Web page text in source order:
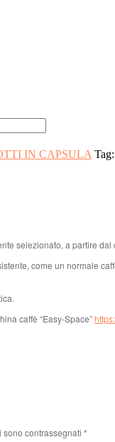
IN CAPSULA Tag:
selezionato, a partire
come un normale
caffè “Easy-Space”
sono contrassegnati *